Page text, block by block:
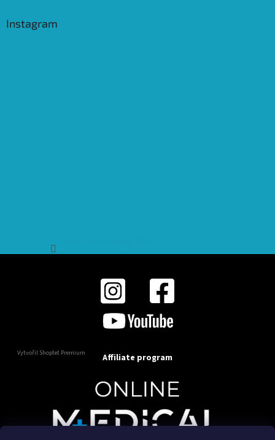
Instagram
Vytvořil Shoptet Premium Affiliate program